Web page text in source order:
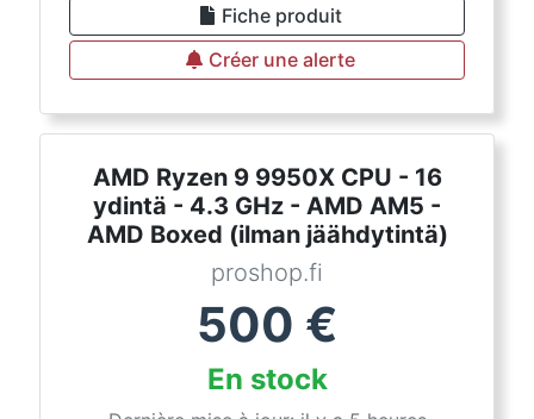
Fiche produit
Créer une alerte
AMD Ryzen 9 9950X CPU - 16
ydintä - 4.3 GHz - AMD AM5 -
AMD Boxed (ilman jäähdytintä)
proshop.fi
500 €
En stock